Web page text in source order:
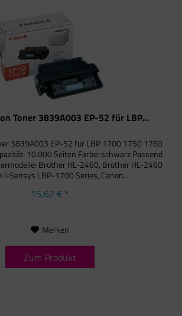
Toner 3839A003 EP-52 für LBP...
3839A003 EP-52 für LBP 1700 1750 1760
10.000 Seiten Farbe: schwarz Passend
Brother HL-2460, Brother HL-2460
I-Sensys LBP-1700 Series, Canon...
15,62 € *
Merken
Zum Produkt